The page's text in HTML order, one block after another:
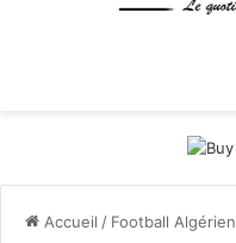
Accueil / Football Algérien